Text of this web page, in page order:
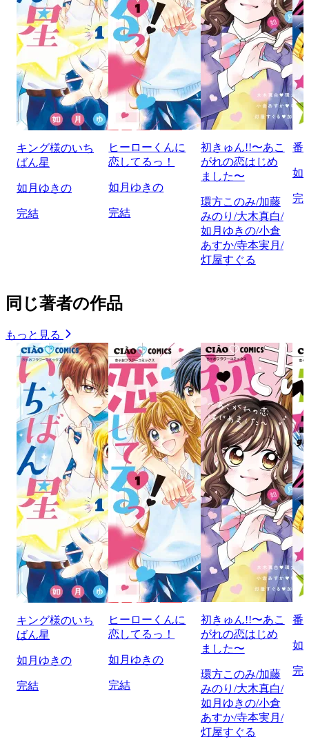
キング様のいち
ばん星
如月ゆきの
完結
ヒーローくんに
恋してるっ！
如月ゆきの
完結
初きゅん!!〜あこ
がれの恋はじめ
ました〜
環方このみ/加藤
みのり/大木真白/
如月ゆきの/小倉
あすか/寺本実月/
灯屋すぐる
番
如
完
同じ著者の作品
もっと見る
キング様のいち
ばん星
如月ゆきの
完結
ヒーローくんに
恋してるっ！
如月ゆきの
完結
初きゅん!!〜あこ
がれの恋はじめ
ました〜
環方このみ/加藤
みのり/大木真白/
如月ゆきの/小倉
あすか/寺本実月/
灯屋すぐる
番
如
完